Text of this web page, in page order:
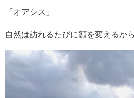
「オアシス」
自然は訪れるたびに顔を変えるか